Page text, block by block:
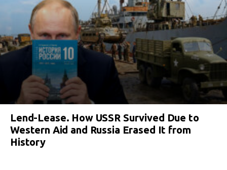
Lend-Lease. How USSR Survived Due to
Western Aid and Russia Erased It from
History